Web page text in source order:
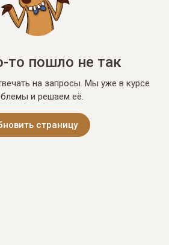
то пошло не так
на запросы. Мы уже в курсе
и решаем её.
страницу